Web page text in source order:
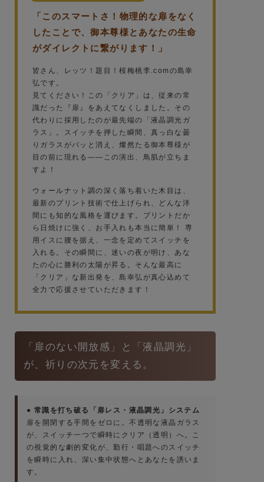
「このスマートさ！物理的な扉をなく
したことで、御本尊様とあなたの生命
がダイレクトに繋がります！」
皆さん、レッツ！題目！桜梅桃李.comの島幸
弘です。
見てください！この「クリア」は、従来の常
識だった『扉』をあえてなくしました。その
代わりに採用したのが最先端の「液晶調光ガ
ラス」。スイッチを押した瞬間、真っ白な曇
りガラスがパッと消え、燦然たる御本尊様が
目の前に現れる——この演出、鳥肌が立ちま
すよ！
ウォールナット調の深く落ち着いた木目は、
最新のプリント技術で仕上げられ、どんな洋
間にも知的な風格を運びます。プリントだか
ら日焼けに強く、お手入れも本当に簡単！ 専
用イスに腰を据え、一念を定めてスイッチを
入れる。その瞬間に、迷いの夜が明け、あな
たの心に勝利の太陽が昇る。そんな最高に
「クリア」な新出発を、島幸弘が真心込めて
全力で応援させていただきます！
「扉のない開放感」と「液晶調光」
が、祈りの次元を変える。
● 常識を打ち破る「扉レス・液晶調光」システム
扉を開閉する手間をゼロに。不透明な液晶ガラス
が、スイッチ一つで瞬時にクリア（透明）へ。こ
の視覚的な劇的変化が、勤行・唱題へのスイッチ
を瞬時に入れ、深い集中状態へとあなたを誘いま
す。